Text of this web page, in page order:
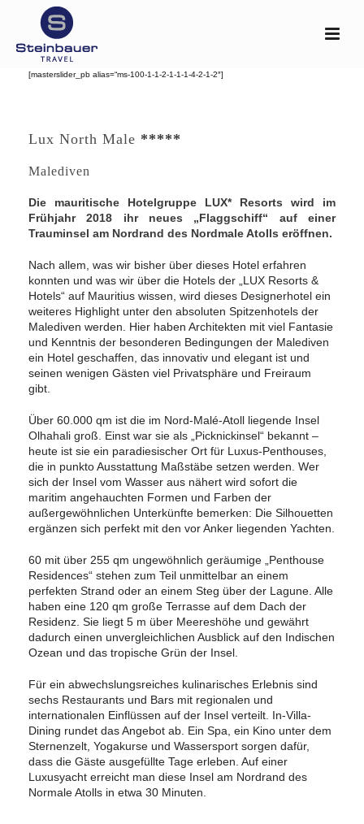
[masterslider_pb alias=“ms-100-1-1-2-1-1-1-4-2-1-2″]
Lux North Male *****
Malediven
Die mauritische Hotelgruppe LUX* Resorts wird im
Frühjahr 2018 ihr neues „Flaggschiff“ auf einer
Trauminsel am Nordrand des Nordmale Atolls eröffnen.
Nach allem, was wir bisher über dieses Hotel erfahren
konnten und was wir über die Hotels der „LUX Resorts &
Hotels“ auf Mauritius wissen, wird dieses Designerhotel ein
weiteres Highlight unter den absoluten Spitzenhotels der
Malediven werden. Hier haben Architekten mit viel Fantasie
und Kenntnis der besonderen Bedingungen der Malediven
ein Hotel geschaffen, das innovativ und elegant ist und
seinen wenigen Gästen viel Privatsphäre und Freiraum
gibt.
Über 60.000 qm ist die im Nord-Malé-Atoll liegende Insel
Olhahali groß. Einst war sie als „Picknickinsel“ bekannt –
heute ist sie ein paradiesischer Ort für Luxus-Penthouses,
die in punkto Ausstattung Maßstäbe setzen werden. Wer
sich der Insel vom Wasser aus nähert wird sofort die
maritim angehauchten Formen und Farben der
außergewöhnlichen Unterkünfte bemerken: Die Silhouetten
ergänzen sich perfekt mit den vor Anker liegenden Yachten.
60 mit über 255 qm ungewöhnlich geräumige „Penthouse
Residences“ stehen zum Teil unmittelbar an einem
perfekten Strand oder an einem Steg über der Lagune. Alle
haben eine 120 qm große Terrasse auf dem Dach der
Residenz. Sie liegt 5 m über Meereshöhe und gewährt
dadurch einen unvergleichlichen Ausblick auf den Indischen
Ozean und das tropische Grün der Insel.
Für ein abwechslungsreiches kulinarisches Erlebnis sind
sechs Restaurants und Bars mit regionalen und
internationalen Einflüssen auf der Insel verteilt. In-Villa-
Dining rundet das Angebot ab. Ein Spa, ein Kino unter dem
Sternenzelt, Yogakurse und Wassersport sorgen dafür,
dass die Gäste ausgefüllte Tage erleben. Auf einer
Luxusyacht erreicht man diese Insel am Nordrand des
Normale Atolls in etwa 30 Minuten.